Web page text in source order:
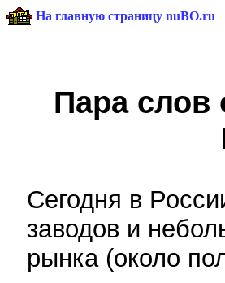
На главную страницу nuBO.ru
Пара слов
Сегодня в
заводов и
рынка (около